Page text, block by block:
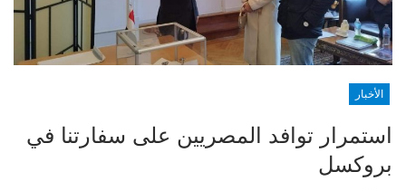
الأخبار
استمرار توافد المصريين على سفارتنا في
بروكسل